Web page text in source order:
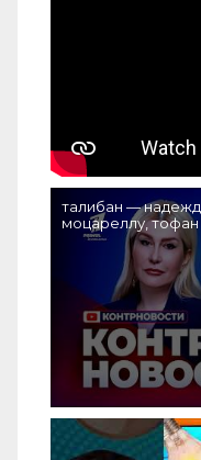
талибан —
моцареллу,